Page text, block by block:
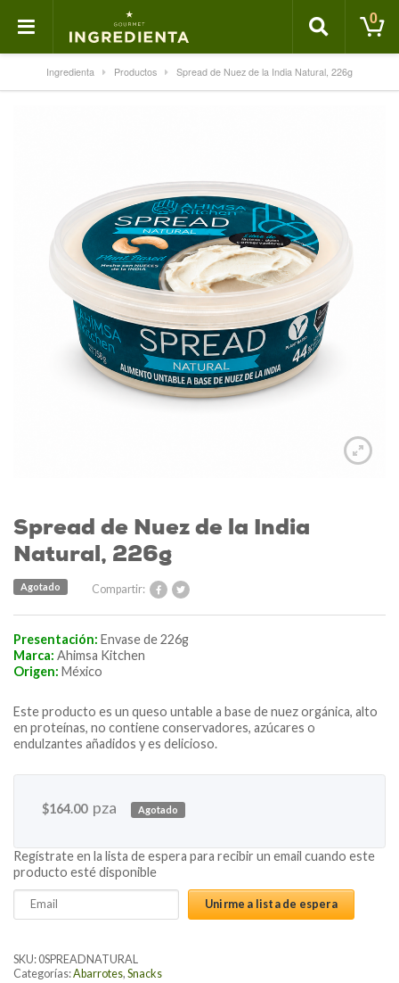
0
Ingredienta Productos Spread de Nuez de la India Natural, 226g
Spread de Nuez de la India
Natural, 226g
Compartir:
Agotado
Presentación: Envase de 226g
Marca: Ahimsa Kitchen
Origen: México
Este producto es un queso untable a base de nuez orgánica, alto
en proteínas, no contiene conservadores, azúcares o
endulzantes añadidos y es delicioso.
$164.00 pza Agotado
Regístrate en la lista de espera para recibir un email cuando este
producto esté disponible
Enter
your
address
to
Unirme a lista de espera
SKU: 0SPREADNATURAL
Categorías:Abarrotes, Snacks